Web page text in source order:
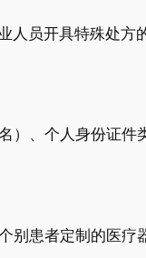
人员开具特殊处方
）、个人身份证件
患者定制的医疗